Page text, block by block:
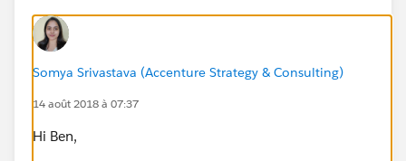
Somya Srivastava (Accenture Strategy & Consulting)
14 août 2018 à 07:37
Hi Ben,